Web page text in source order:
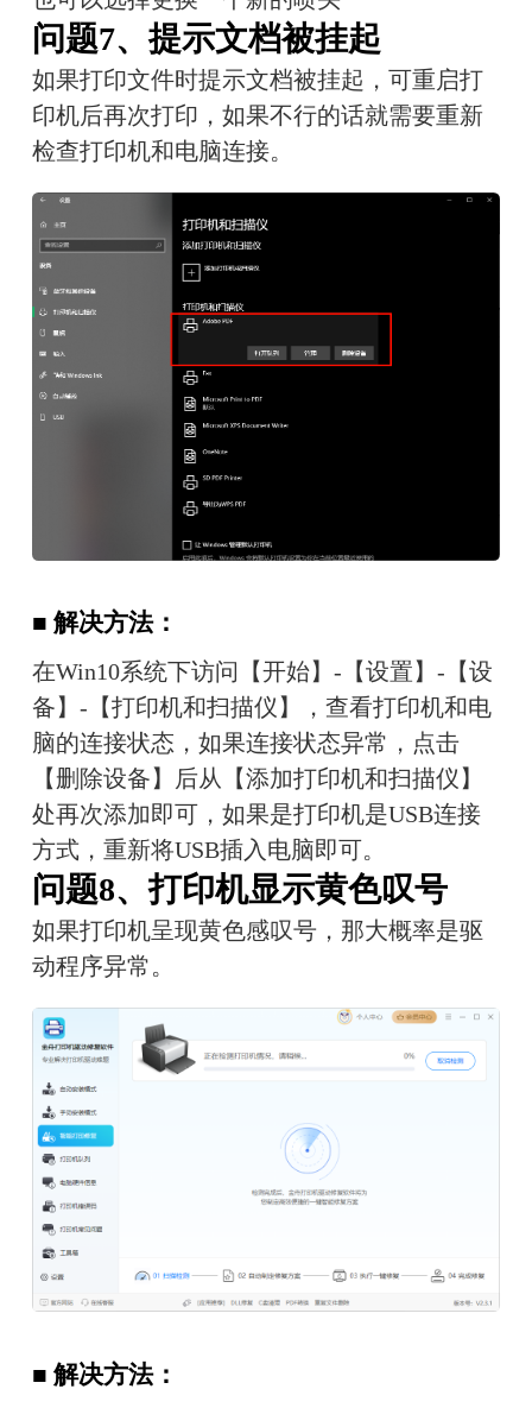
问题7、提示文档被挂起
如果打印文件时提示文档被挂起，可重启打
印机后再次打印，如果不行的话就需要重新
检查打印机和电脑连接。
■ 解决方法：
在Win10系统下访问【开始】-【设置】-【设
备】-【打印机和扫描仪】，查看打印机和电
脑的连接状态，如果连接状态异常，点击
【删除设备】后从【添加打印机和扫描仪】
处再次添加即可，如果是打印机是USB连接
方式，重新将USB插入电脑即可。
问题8、打印机显示黄色叹号
如果打印机呈现黄色感叹号，那大概率是驱
动程序异常。
■ 解决方法：